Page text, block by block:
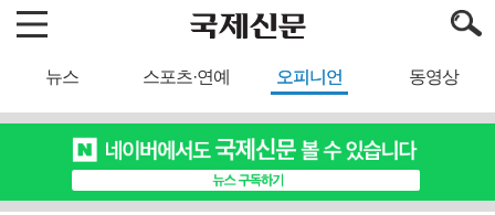
뉴스 스포츠·연예 오피니언 동영상